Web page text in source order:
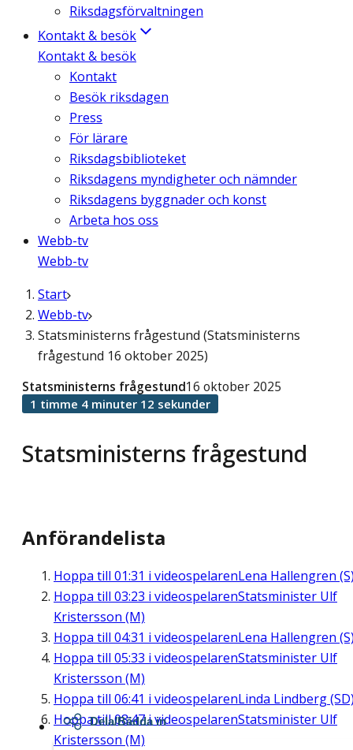
Riksdagsförvaltningen
Kontakt & besök
Kontakt & besök
Kontakt
Besök riksdagen
Press
För lärare
Riksdagsbiblioteket
Riksdagens myndigheter och nämnder
Riksdagens byggnader och konst
Arbeta hos oss
Webb-tv
Webb-tv
Start
Webb-tv
Statsministerns frågestund (Statsministerns
frågestund 16 oktober 2025)
Statsministerns frågestund
Statsministerns frågestund16 oktober 2025
1 timme 4 minuter 12 sekunder
Anförandelista
Hoppa till 01:31 i videospelarenLena Hallengren
Hoppa till 03:23 i videospelarenStatsminister Ulf
Kristersson (M)
Hoppa till 04:31 i videospelarenLena Hallengren
Hoppa till 05:33 i videospelarenStatsminister Ulf
Kristersson (M)
Hoppa till 06:41 i videospelarenLinda Lindberg
Hoppa till08:47i videospelarenStatsminister Ulf
Kristersson (M)
Dela/Bädda in